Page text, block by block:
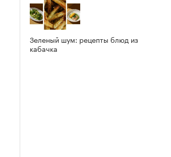
Зеленый шум: рецепты блюд из
кабачка